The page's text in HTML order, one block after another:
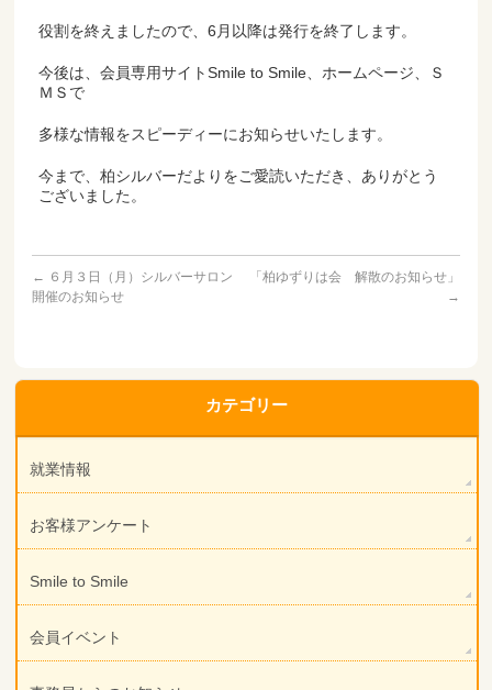
役割を終えましたので、6月以降は発行を終了します。
今後は、会員専用サイトSmile to Smile、ホームページ、Ｓ
ＭＳで
多様な情報をスピーディーにお知らせいたします。
今まで、柏シルバーだよりをご愛読いただき、ありがとう
ございました。
← ６月３日（月）シルバーサロン
開催のお知らせ
「柏ゆずりは会 解散のお知らせ」
→
カテゴリー
就業情報
お客様アンケート
Smile to Smile
会員イベント